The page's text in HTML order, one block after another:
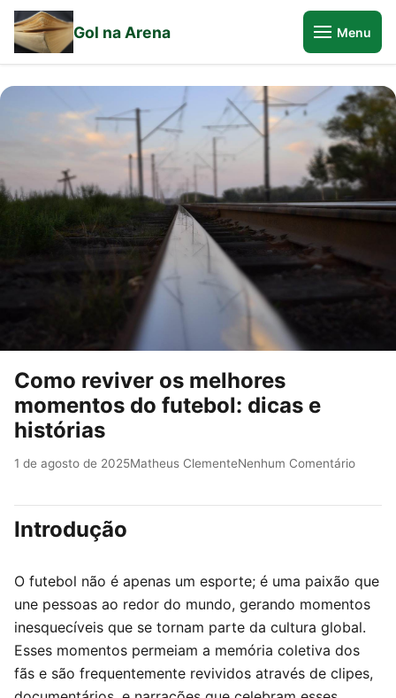
Gol na Arena Menu
Como reviver os melhores
momentos do futebol: dicas e
histórias
1 de agosto de 2025Matheus ClementeNenhum Comentário
Introdução
O futebol não é apenas um esporte; é uma paixão que
une pessoas ao redor do mundo, gerando momentos
inesquecíveis que se tornam parte da cultura global.
Esses momentos permeiam a memória coletiva dos
fãs e são frequentemente revividos através de clipes,